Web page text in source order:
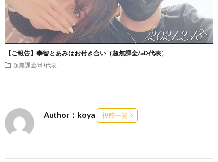
【ご報告】拳智とあみはお付き合い（超無課金/αD代表）
超無課金/αD代表
Author：koya 投稿一覧